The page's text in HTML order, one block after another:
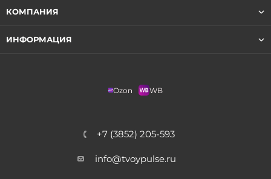
КОМПАНИЯ
ИНФОРМАЦИЯ
Ozon WB
+7 (3852) 205-593
info@tvoypulse.ru